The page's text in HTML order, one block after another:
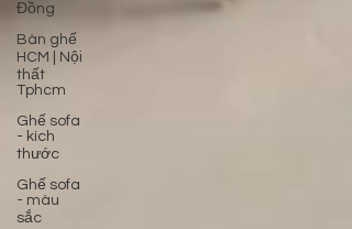
Đồng
Bàn ghế
HCM | Nội
thất
Tphcm
Ghế sofa
- kích
thước
Ghế sofa
- màu
sắc